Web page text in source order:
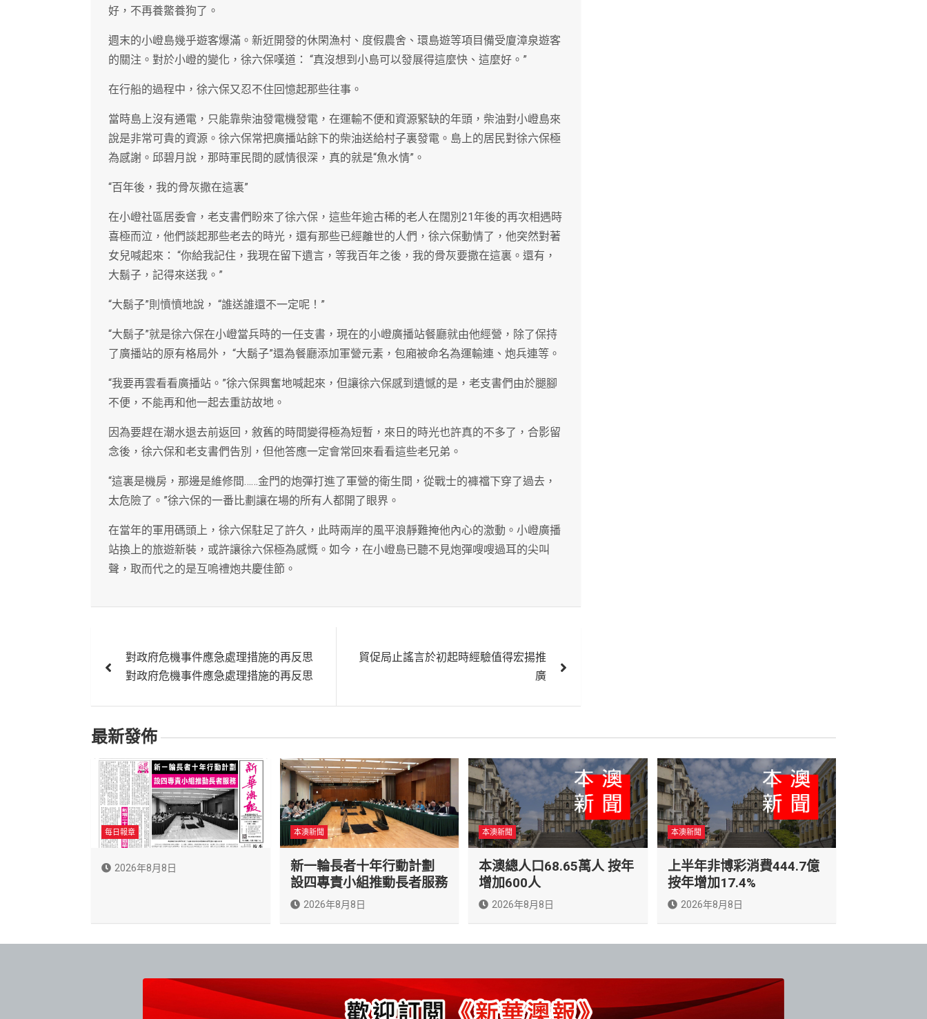
好，不再養鱉養狗了。
週末的小嶝島幾乎遊客爆滿。新近開發的休閑漁村、度假農舍、環島遊等項目備受廈漳泉遊客
的關注。對於小嶝的變化，徐六保嘆道： “真沒想到小島可以發展得這麼快、這麼好。”
在行船的過程中，徐六保又忍不住回憶起那些往事。
當時島上沒有通電，只能靠柴油發電機發電，在運輸不便和資源緊缺的年頭，柴油對小嶝島來
說是非常可貴的資源。徐六保常把廣播站餘下的柴油送給村子裏發電。島上的居民對徐六保極
為感謝。邱碧月說，那時軍民間的感情很深，真的就是“魚水情”。
“百年後，我的骨灰撒在這裏”
在小嶝社區居委會，老支書們盼來了徐六保，這些年逾古稀的老人在闊別21年後的再次相遇時
喜極而泣，他們談起那些老去的時光，還有那些已經離世的人們，徐六保動情了，他突然對著
女兒喊起來： “你給我記住，我現在留下遺言，等我百年之後，我的骨灰要撒在這裏。還有，
大鬍子，記得來送我。”
“大鬍子”則憤憤地說， “誰送誰還不一定呢！”
“大鬍子”就是徐六保在小嶝當兵時的一任支書，現在的小嶝廣播站餐廳就由他經營，除了保持
了廣播站的原有格局外， “大鬍子”還為餐廳添加軍營元素，包廂被命名為運輸連、炮兵連等。
“我要再雲看看廣播站。”徐六保興奮地喊起來，但讓徐六保感到遺憾的是，老支書們由於腿腳
不便，不能再和他一起去重訪故地。
因為要趕在潮水退去前返回，敘舊的時間變得極為短暫，來日的時光也許真的不多了，合影留
念後，徐六保和老支書們告別，但他答應一定會常回來看看這些老兄弟。
“這裏是機房，那邊是維修間……金門的炮彈打進了軍營的衛生間，從戰士的褲襠下穿了過去，
太危險了。”徐六保的一番比劃讓在場的所有人都開了眼界。
在當年的軍用碼頭上，徐六保駐足了許久，此時兩岸的風平浪靜難掩他內心的激動。小嶝廣播
站換上的旅遊新裝，或許讓徐六保極為感慨。如今，在小嶝島已聽不見炮彈嗖嗖過耳的尖叫
聲，取而代之的是互嗚禮炮共慶佳節。
章
覽
對政府危機事件應急處理措施的再反思
對政府危機事件應急處理措施的再反思
貿促局止謠言於初起時經驗值得宏揚推
廣
最新發佈
每日報章
2026年8月8日
本澳新聞
新一輪長者十年行動計劃
設四專責小組推動長者服務
2026年8月8日
本澳新聞
本澳總人口68.65萬人 按年
增加600人
2026年8月8日
本澳新聞
上半年非博彩消費444.7億
按年增加17.4%
2026年8月8日